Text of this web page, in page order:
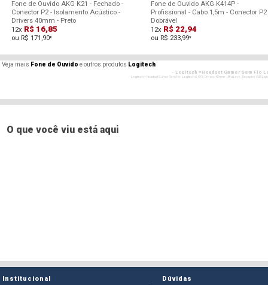
Fone de Ouvido AKG K21 - Fechado -
Conector P2 - Isolamento Acústico -
Drivers 40mm - Preto
12x R$ 16,85
ou R$ 171,90*
Fone de Ouvido AKG K414P -
Profissional - Cabo 1,5m - Conector P2
Dobrável
12x R$ 22,94
ou R$ 233,99*
Veja mais Fone de Ouvido e outros produtos Logitech
- Logitech =Headset Gamer Sem Fio
- - Logitech = Headset Gamer Sem Fio Logitech G435 - Drivers 40mm - Ultra Leve - Receptor USB
O que você viu está aqui
Institucional Dúvidas